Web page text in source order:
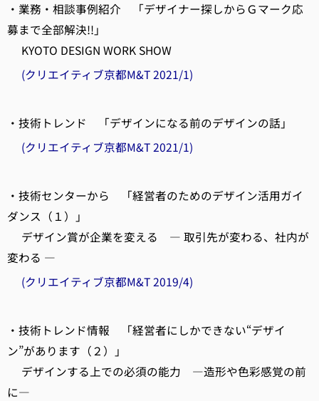
・業務・相談事例紹介 「デザイナー探しからＧマーク応
募まで全部解決!!」
KYOTO DESIGN WORK SHOW
(クリエイティブ京都M&T 2021/1)
・技術トレンド 「デザインになる前のデザインの話」
(クリエイティブ京都M&T 2021/1)
・技術センターから 「経営者のためのデザイン活用ガイ
ダンス（１）」
デザイン賞が企業を変える ― 取引先が変わる、社内が
変わる ―
(クリエイティブ京都M&T 2019/4)
・技術トレンド情報 「経営者にしかできない“デザイ
ン”があります（２）」
デザインする上での必須の能力 ―造形や色彩感覚の前
に―